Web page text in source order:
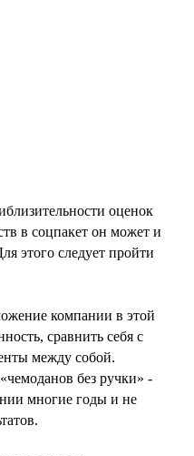
оценок
в соцпакет он может и
этого следует пройти
компании в этой
сравнить себя с
между собой.
без ручки» -
многие годы и не